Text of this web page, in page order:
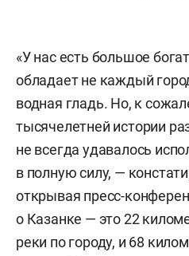
«У нас есть большое
обладает не каждый
водная гладь. Но, к
тысячелетней истории
не всегда удавалось
в полную силу, —
открывая пресс-
о Казанке — это 22
реки по городу, и 68